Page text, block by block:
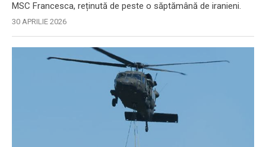
MSC Francesca, reținută de peste o săptămână de iranieni.
30 APRILIE 2026